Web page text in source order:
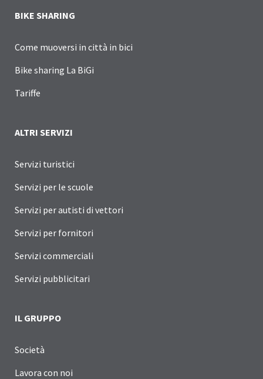
BIKE SHARING
Come muoversi in città in bici
Bike sharing La BiGi
Tariffe
ALTRI SERVIZI
Servizi turistici
Servizi per le scuole
Servizi per autisti di vettori
Servizi per fornitori
Servizi commerciali
Servizi pubblicitari
IL GRUPPO
Società
Lavora con noi